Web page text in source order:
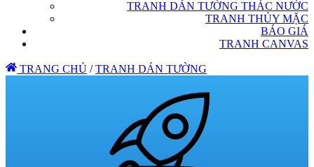
TRANH DÁN TƯỜNG THÁC NƯỚC
TRANH THỦY MẶC
BÁO GIÁ
TRANH CANVAS
TRANG CHỦ / TRANH DÁN TƯỜNG